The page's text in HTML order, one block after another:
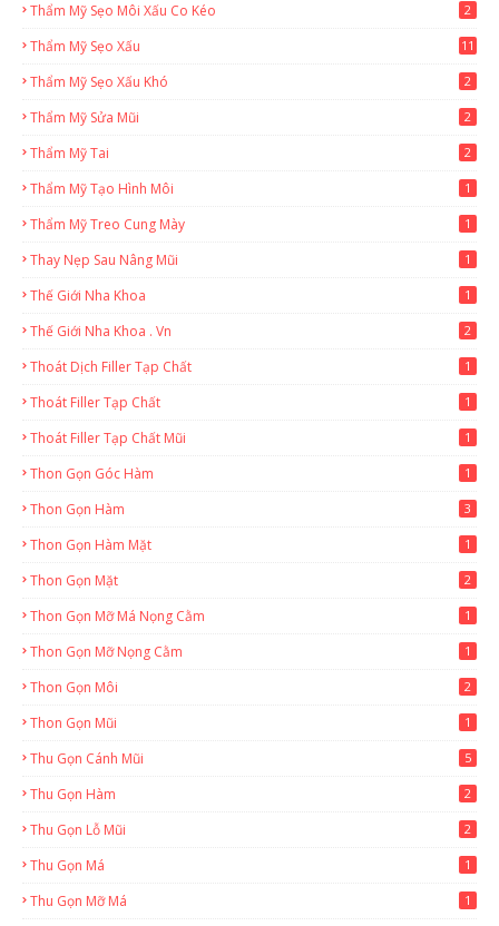
Thẩm Mỹ Sẹo Môi Xấu Co Kéo 2
Thẩm Mỹ Sẹo Xấu 11
Thẩm Mỹ Sẹo Xấu Khó 2
Thẩm Mỹ Sửa Mũi 2
Thẩm Mỹ Tai 2
Thẩm Mỹ Tạo Hình Môi 1
Thẩm Mỹ Treo Cung Mày 1
Thay Nẹp Sau Nâng Mũi 1
Thế Giới Nha Khoa 1
Thế Giới Nha Khoa . Vn 2
Thoát Dịch Filler Tạp Chất 1
Thoát Filler Tạp Chất 1
Thoát Filler Tạp Chất Mũi 1
Thon Gọn Góc Hàm 1
Thon Gọn Hàm 3
Thon Gọn Hàm Mặt 1
Thon Gọn Mặt 2
Thon Gọn Mỡ Má Nọng Cằm 1
Thon Gọn Mỡ Nọng Cằm 1
Thon Gọn Môi 2
Thon Gọn Mũi 1
Thu Gọn Cánh Mũi 5
Thu Gọn Hàm 2
Thu Gọn Lỗ Mũi 2
Thu Gọn Má 1
Thu Gọn Mỡ Má 1